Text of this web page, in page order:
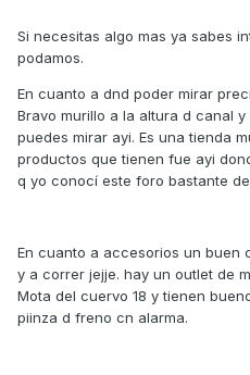
Si necesitas algo mas ya sabes
podamos.
En cuanto a dnd poder mirar
Bravo murillo a la altura d canal
puedes mirar ayi. Es una tienda
productos que tienen fue ayi
q yo conocí este foro bastante
En cuanto a accesorios un buen
y a correr jejje. hay un outlet de
Mota del cuervo 18 y tienen
piinza d freno cn alarma.